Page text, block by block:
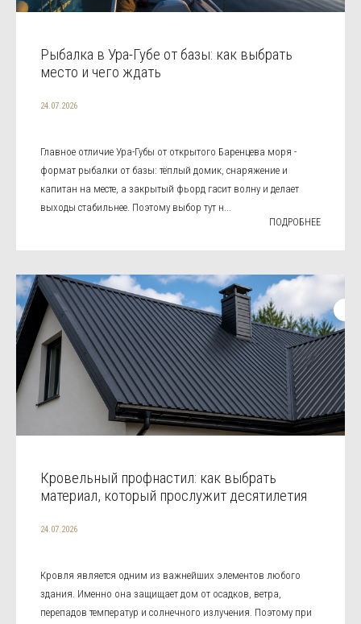
Рыбалка в Ура-Губе от базы: как выбрать
место и чего ждать
24.07.2026
Главное отличие Ура-Губы от открытого Баренцева моря -
формат рыбалки от базы: тёплый домик, снаряжение и
капитан на месте, а закрытый фьорд гасит волну и делает
выходы стабильнее. Поэтому выбор тут н...
ПОДРОБНЕЕ
Кровельный профнастил: как выбрать
материал, который прослужит десятилетия
24.07.2026
Кровля является одним из важнейших элементов любого
здания. Именно она защищает дом от осадков, ветра,
перепадов температур и солнечного излучения. Поэтому при